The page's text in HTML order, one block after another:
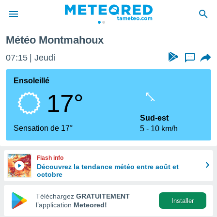
de
en
Météo Montmahoux
07:15 Jeudi ...
Ensoleillé
17°
Sensation de 17°
Sud-est
5
10 km/h
Flash info
Découvrez la tendance météo entre août et
octobre
Téléchargez GRATUITEMENT
l’application Meteored!
Installer